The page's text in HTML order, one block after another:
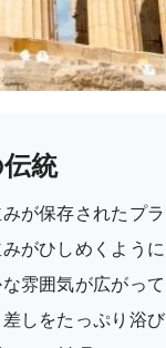
統
が保存されたプラ
がひしめくように
雰囲気が広がって
しをたっぷり浴び